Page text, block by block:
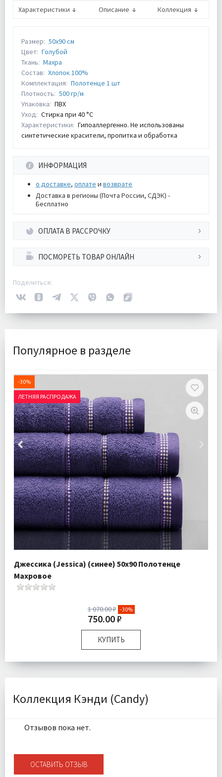
Характеристики Описание Коллекция
Размер: 50х90 см
Цвет: Голубой
Ткань: Махра
Состав: Хлопок 100%
Комплектация: Полотенце 1 шт
Плотность: 500 гр/м
Упаковка: ПВХ
Уход: Стирка при 40 °С
Характеристики: Гипоаллергенно. Не использованы
синтетические красители, пропитка и обработка
ИНФОРМАЦИЯ
о доставке, оплате и возврате
Доставка в регионы (Почта России, СДЭК) -
Бесплатно
ОПЛАТА В РАССРОЧКУ
ПОСМОРЕТЬ ТОВАР ОНЛАЙН
Поделиться:
Популярное в разделе
-30%
ЛЕТНЯЯ РАСПРОДАЖА
Джессика (Jessica) (синее) 50х90 Полотенце
Махровое
1 070.00 ₽ -30%
750.00 ₽
КУПИТЬ
Размер:
50х90 см
Доставка:
Коллекция Кэнди (Candy)
Отзывов пока нет.
ОСТАВИТЬ ОТЗЫВ